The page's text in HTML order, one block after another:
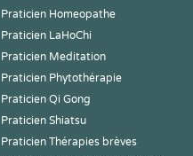
Praticien Homeopathe
Praticien LaHoChi
Praticien Meditation
Praticien Phytothérapie
Praticien Qi Gong
Praticien Shiatsu
Praticien Thérapies brèves